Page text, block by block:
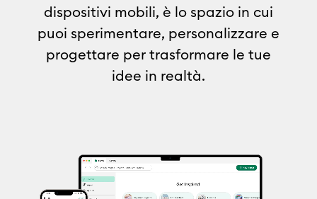
dispositivi mobili, è lo spazio in cui
puoi sperimentare, personalizzare e
progettare per trasformare le tue
idee in realtà.